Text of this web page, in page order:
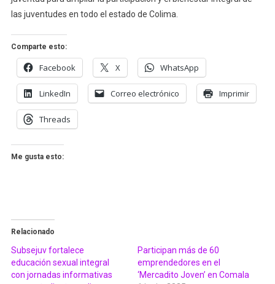
las juventudes en todo el estado de Colima.
Comparte esto:
Facebook X WhatsApp
LinkedIn Correo electrónico Imprimir
Threads
Me gusta esto:
Relacionado
Subsejuv fortalece
educación sexual integral
con jornadas informativas
Participan más de 60
emprendedores en el
‘Mercadito Joven’ en Comala